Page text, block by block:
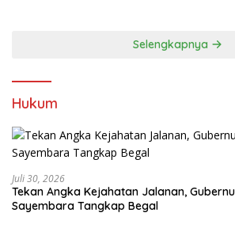
Selengkapnya
Hukum
Juli 30, 2026
Tekan Angka Kejahatan Jalanan,
Sayembara Tangkap Begal